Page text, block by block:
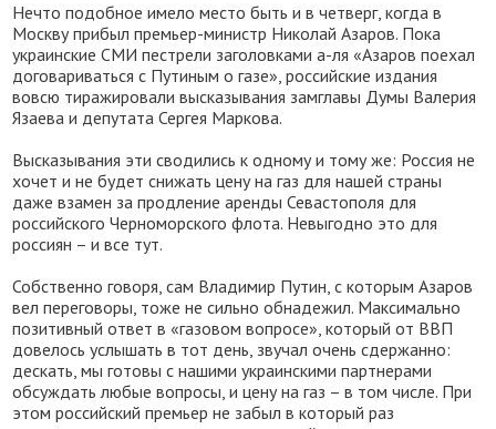
Нечто подобное имело место быть и в четверг, когда в
Москву прибыл премьер-министр Николай Азаров. Пока
украинские СМИ пестрели заголовками а-ля «Азаров поехал
договариваться с Путиным о газе», российские издания
вовсю тиражировали высказывания замглавы Думы Валерия
Язаева и депутата Сергея Маркова.
Высказывания эти сводились к одному и тому же: Россия не
хочет и не будет снижать цену на газ для нашей страны
даже взамен за продление аренды Севастополя для
российского Черноморского флота. Невыгодно это для
россиян – и все тут.
Собственно говоря, сам Владимир Путин, с которым Азаров
вел переговоры, тоже не сильно обнадежил. Максимально
позитивный ответ в «газовом вопросе», который от ВВП
довелось услышать в тот день, звучал очень сдержанно:
дескать, мы готовы с нашими украинскими партнерами
обсуждать любые вопросы, и цену на газ – в том числе. При
этом российский премьер не забыл в который раз